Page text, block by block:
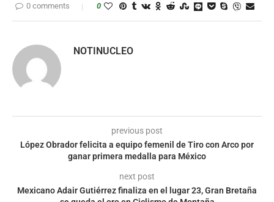
0 comments 0
NOTINUCLEO
previous post
López Obrador felicita a equipo femenil de Tiro con Arco por
ganar primera medalla para México
next post
Mexicano Adair Gutiérrez finaliza en el lugar 23, Gran Bretaña